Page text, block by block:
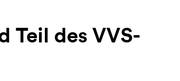
Teil des VVS-